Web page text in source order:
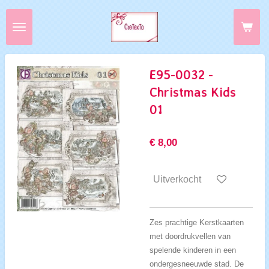
Ga
direct
de
hoofdinhoud
E95-0032 -
Christmas Kids
01
€ 8,00
Uitverkocht
Zes prachtige Kerstkaarten
met doordrukvellen van
spelende kinderen in een
ondergesneeuwde stad. De